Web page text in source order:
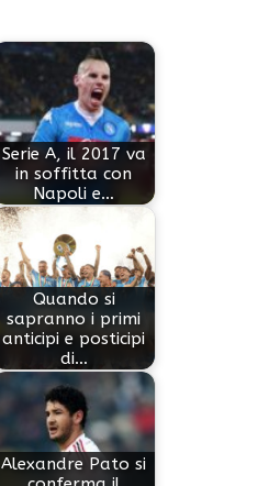
Serie A, il 2017 va
in soffitta con
Napoli e…
Quando si
sapranno i primi
anticipi e posticipi
di…
Alexandre Pato si